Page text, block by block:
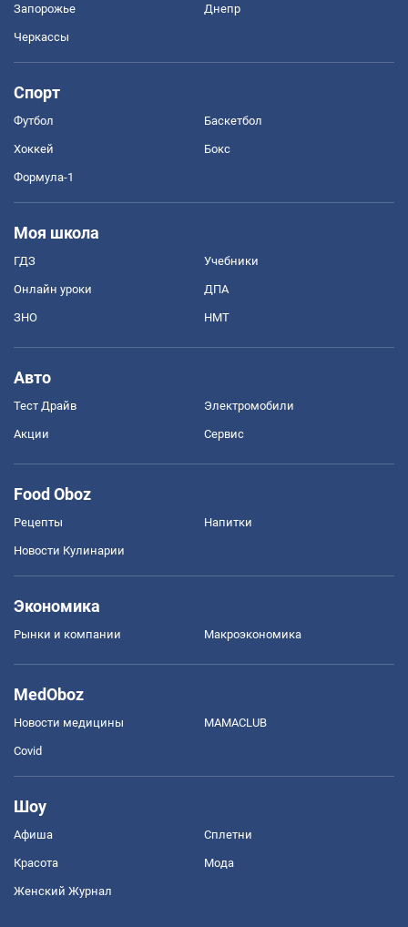
Запорожье Днепр
Черкассы
Спорт
Футбол Баскетбол
Хоккей Бокс
Формула-1
Моя школа
ГДЗ Учебники
Онлайн уроки ДПА
ЗНО НМТ
Авто
Тест Драйв Электромобили
Акции Сервис
Food Oboz
Рецепты Напитки
Новости Кулинарии
Экономика
Рынки и компании Mакроэкономика
MedOboz
Новости медицины MAMACLUB
Covid
Шоу
Афиша Сплетни
Красота Мода
Женский Журнал